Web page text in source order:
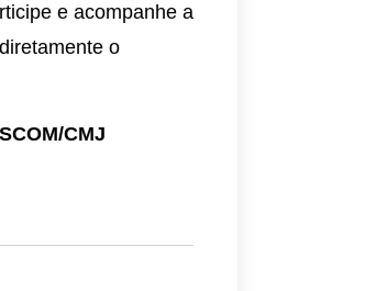
e acompanhe a
o
CMJ